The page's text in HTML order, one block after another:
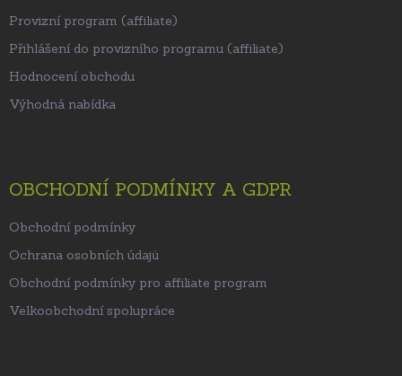
Provizní program (affiliate)
Přihlášení do provizního programu (affiliate)
Hodnocení obchodu
Výhodná nabídka
OBCHODNÍ PODMÍNKY A GDPR
Obchodní podmínky
Ochrana osobních údajů
Obchodní podmínky pro affiliate program
Velkoobchodní spolupráce